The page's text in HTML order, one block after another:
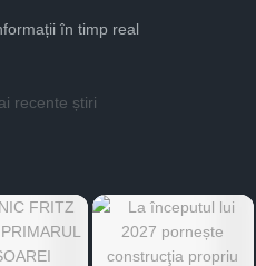
în timp real
recente știri